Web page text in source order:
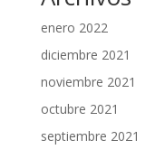
enero 2022
diciembre 2021
noviembre 2021
octubre 2021
septiembre 2021